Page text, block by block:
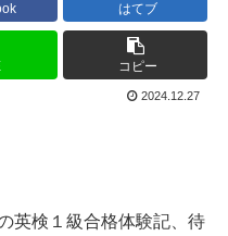
はてブ
コピー
2024.12.27
英検１級合格体験記、待